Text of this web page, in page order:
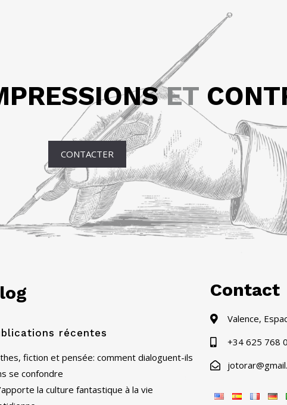
ET
CONTACTER
récentes
fiction et pensée: comment dialoguent-ils
se confondre
la culture fantastique à la vie
Contact
Valence,
+34 625 768